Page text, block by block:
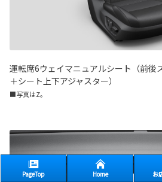
運転席6ウェイマニュアルシート（前後
＋シート上下アジャスター）
■写真はZ。
PageTop Home お